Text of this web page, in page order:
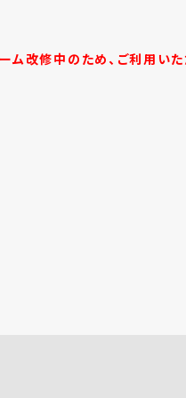
ム改修中のため、ご利用いた